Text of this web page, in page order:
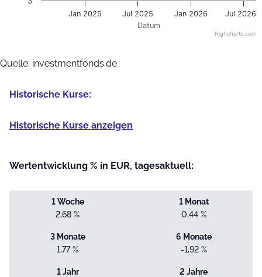
Datum
Jan 2025 Jan 2026
Jul 2025 Jul 2026
Highcharts.com
Quelle: investmentfonds.de
Historische Kurse:
Historische Kurse anzeigen
Wertentwicklung % in EUR, tagesaktuell:
1 Woche
2,68 %
1 Monat
0,44 %
3 Monate
1,77 %
6 Monate
-1,92 %
1 Jahr
2 Jahre